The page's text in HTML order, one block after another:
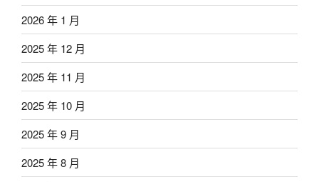
2026 年 1 月
2025 年 12 月
2025 年 11 月
2025 年 10 月
2025 年 9 月
2025 年 8 月